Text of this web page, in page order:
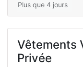
Plus que 4 jours
Vêtements
Privée